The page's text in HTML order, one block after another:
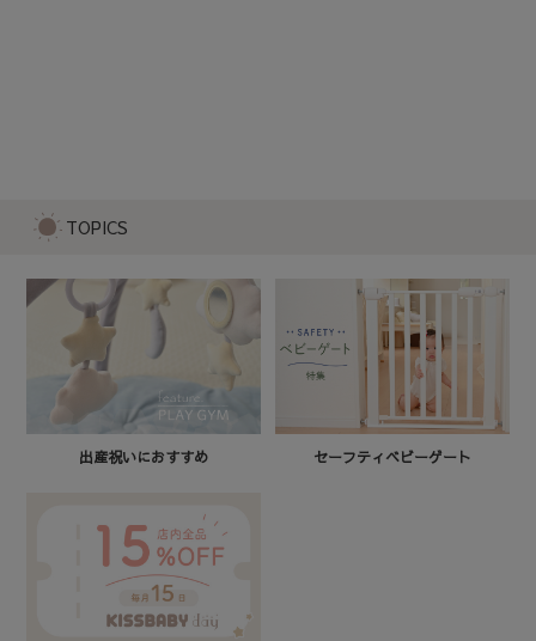
TOPICS
出産祝いにおすすめ セーフティベビーゲート